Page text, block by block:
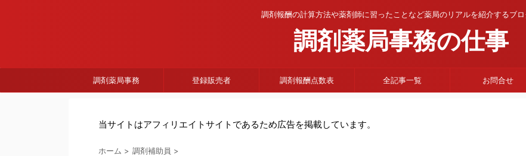
調剤報酬の計算方法や薬剤師に習ったことなど薬局のリアルを紹介するブロ
調剤薬局事務の仕事
調剤薬局事務 登録販売者 調剤報酬点数表 全記事一覧 お問合せ
当サイトはアフィリエイトサイトであるため広告を掲載しています。
ホーム > 調剤補助員 >